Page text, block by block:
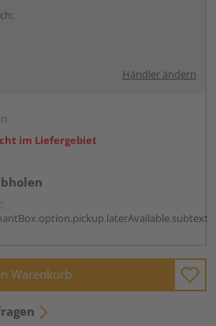
Händler ändern
im Liefergebiet
Warenkorb